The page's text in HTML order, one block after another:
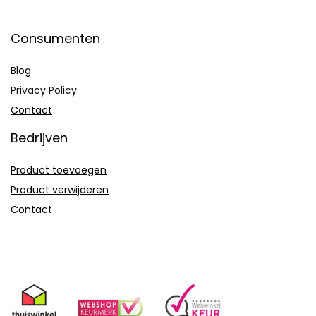
Consumenten
Blog
Privacy Policy
Contact
Bedrijven
Product toevoegen
Product verwijderen
Contact